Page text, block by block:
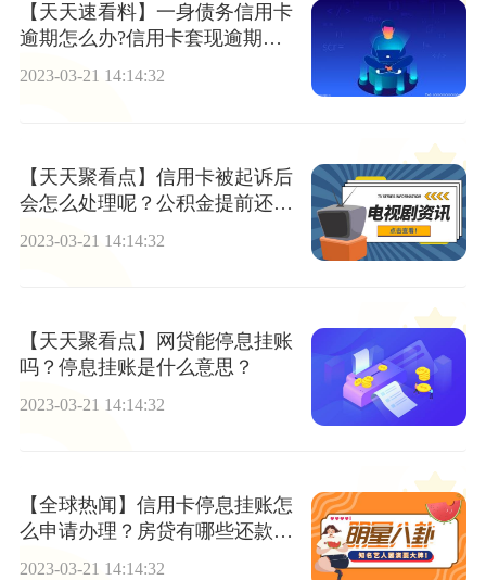
【天天速看料】一身债务信用卡
逾期怎么办?信用卡套现逾期怎
么办?
2023-03-21 14:14:32
【天天聚看点】信用卡被起诉后
会怎么处理呢？公积金提前还款
2023-03-21 14:14:32
【天天聚看点】网贷能停息挂账
吗？停息挂账是什么意思？
2023-03-21 14:14:32
【全球热闻】信用卡停息挂账怎
么申请办理？房贷有哪些还款方
式？
2023-03-21 14:14:32